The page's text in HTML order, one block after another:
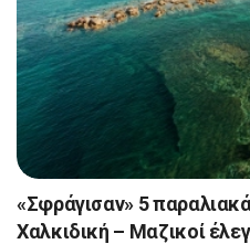
«Σφράγισαν» 5
Χαλκιδική – Μαζικοί